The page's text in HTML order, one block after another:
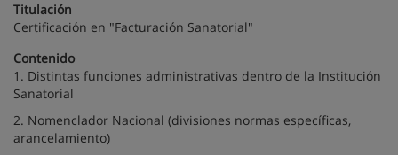
Titulación
Certificación en "Facturación Sanatorial"
Contenido
1. Distintas funciones administrativas dentro de la Institución
Sanatorial
2. Nomenclador Nacional (divisiones normas específicas,
arancelamiento)